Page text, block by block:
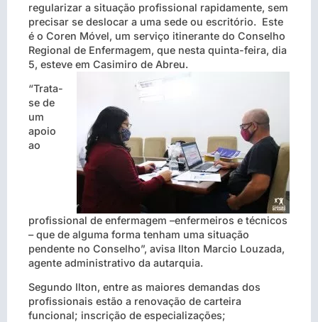
regularizar a situação profissional rapidamente, sem
precisar se deslocar a uma sede ou escritório. Este
é o Coren Móvel, um serviço itinerante do Conselho
Regional de Enfermagem, que nesta quinta-feira, dia
5, esteve em Casimiro de Abreu.
“Trata-
se de
um
apoio
ao
profissional de enfermagem –enfermeiros e técnicos
– que de alguma forma tenham uma situação
pendente no Conselho”, avisa Ilton Marcio Louzada,
agente administrativo da autarquia.
Segundo Ilton, entre as maiores demandas dos
profissionais estão a renovação de carteira
funcional; inscrição de especializações;